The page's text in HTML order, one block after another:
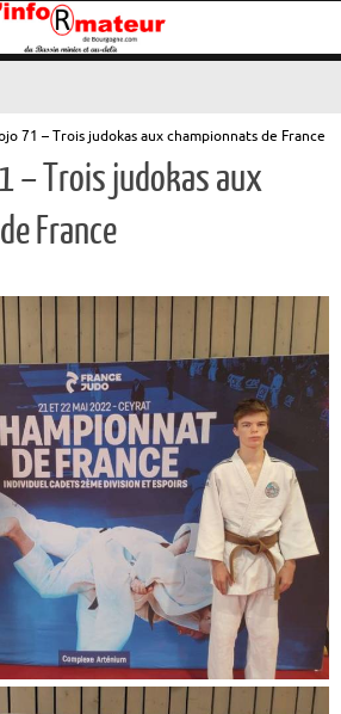
71 – Trois judokas aux championnats de France
– Trois judokas aux
France